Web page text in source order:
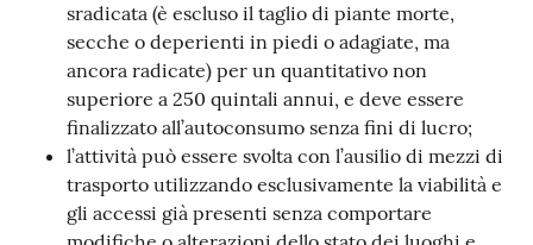
sradicata (è escluso il taglio di piante morte,
secche o deperienti in piedi o adagiate, ma
ancora radicate) per un quantitativo non
superiore a 250 quintali annui, e deve essere
finalizzato all’autoconsumo senza fini di lucro;
l’attività può essere svolta con l’ausilio di mezzi di
trasporto utilizzando esclusivamente la viabilità e
gli accessi già presenti senza comportare